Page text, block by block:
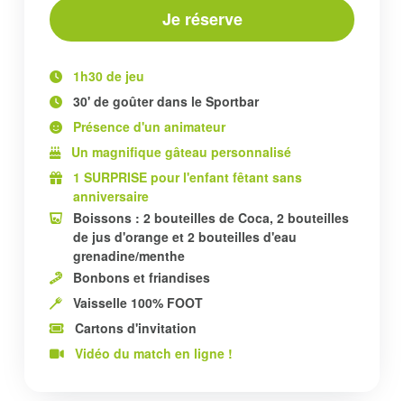
Je réserve
1h30 de jeu
30' de goûter dans le Sportbar
Présence d'un animateur
Un magnifique gâteau personnalisé
1 SURPRISE pour l'enfant fêtant sans
anniversaire
Boissons : 2 bouteilles de Coca, 2 bouteilles
de jus d'orange et 2 bouteilles d'eau
grenadine/menthe
Bonbons et friandises
Vaisselle 100% FOOT
Cartons d'invitation
Vidéo du match en ligne !